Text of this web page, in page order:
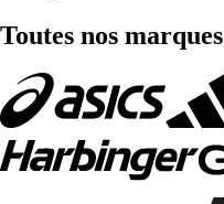
Toutes nos marques